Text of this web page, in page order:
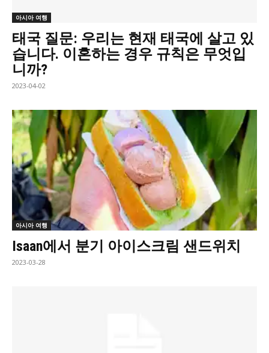
아시아 여행
태국 질문: 우리는 현재 태국에 살고 있
습니다. 이혼하는 경우 규칙은 무엇입
니까?
2023-04-02
아시아 여행
Isaan에서 분기 아이스크림 샌드위치
2023-03-28